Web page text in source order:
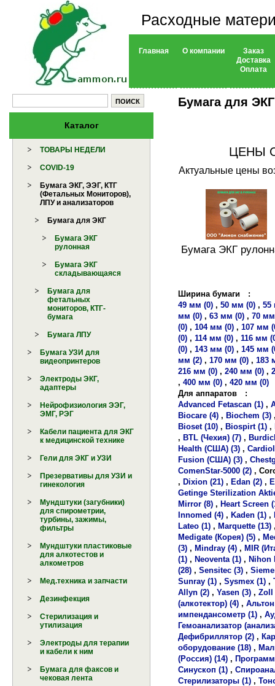
Расходные
Главная О компании
Заказ
Доставка
Оплата
Каталог
ТОВАРЫ НЕДЕЛИ
COVID-19
Бумага ЭКГ, ЭЭГ, КТГ
(Фетальных Мониторов),
ЛПУ и анализаторов
Бумага для ЭКГ
Бумага ЭКГ
рулонная
Бумага ЭКГ
складывающаяся
Бумага для
фетальных
мониторов, КТГ-
бумага
Бумага ЛПУ
Бумага УЗИ для
видеопринтеров
Электроды ЭКГ,
адаптеры
Нейрофизиология ЭЭГ,
ЭМГ, РЭГ
Кабели пациента для ЭКГ
к медицинской технике
Гели для ЭКГ и УЗИ
Презервативы для УЗИ и
гинекология
Мундштуки (загубники)
для спирометрии,
турбины, зажимы,
фильтры
Мундштуки пластиковые
для алкотестов и
алкометров
Мед.техника и запчасти
Дезинфекция
Стерилизация и
утилизация
Электроды для терапии
и кабели к ним
Бумага для факсов и
чековая лента
Бумага для ЭКГ
ЦЕНЫ
Актуальные цены
Бумага ЭКГ
Ширина бумаги
:
49 мм (0) , 50 мм (0) , 55
мм (0) , 63 мм (0) , 70
(0) , 104 мм (0) , 107 мм
(0) , 114 мм (0) , 116 мм
(0) , 143 мм (0) , 145 мм
мм (2) , 170 мм (0) , 183
216 мм (0) , 240 мм (0) ,
, 400 мм (0) , 420 мм (0)
Для аппаратов
:
Advanced Fetascan (1) ,
Biocare (4) , Biochem (3)
Bioset (10) , Biospirt (1) ,
, BTL (Чехия) (7) ,
Health (США) (3) ,
Fusion (США) (3) ,
ComenStar-5000 (2) ,
, Dixion (21) , Edan (2) ,
Getinge Sterilization
Mirror (8) , Heart Screen
Innomed (4) , Kaden (1) ,
Lateo (1) , Marquette (13)
Medigate (Корея) (5) ,
(3) , Mindray (4) , MIR
(1) , Neoventa (1) , Nihon
(28) , Sensitec (3) ,
Sunray (1) , Sysmex (1) ,
Allyn (2) , Yasen (3) , Zoll
(алкотектор) (4) ,
импендансометр (1) ,
Гемоанализатор
Дефибриллятор (2) ,
оборудование (18) ,
(Россия) (14) ,
Синускоп (1) ,
Стерилизаторы (1) ,